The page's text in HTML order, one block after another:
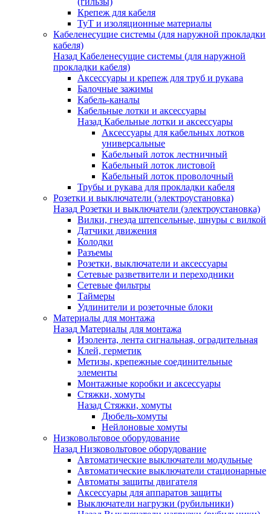
Крепеж для кабеля
ТуТ и изоляционные материалы
Кабеленесущие системы (для наружной прокладки
кабеля)
Назад Кабеленесущие системы (для наружной
прокладки кабеля)
Аксессуары и крепеж для труб и рукава
Балочные зажимы
Кабель-каналы
Кабельные лотки и аксессуары
Назад Кабельные лотки и аксессуары
Аксессуары для кабельных лотков
универсальные
Кабельный лоток лестничный
Кабельный лоток листовой
Кабельный лоток проволочный
Трубы и рукава для прокладки кабеля
Розетки и выключатели (электроустановка)
Назад Розетки и выключатели (электроустановка)
Вилки, гнезда штепсельные, шнуры с вилкой
Датчики движения
Колодки
Разъемы
Розетки, выключатели и аксессуары
Сетевые разветвители и переходники
Сетевые фильтры
Таймеры
Удлинители и розеточные блоки
Материалы для монтажа
Назад Материалы для монтажа
Изолента, лента сигнальная, оградительная
Клей, герметик
Метизы, крепежные соединительные
элементы
Монтажные коробки и аксессуары
Стяжки, хомуты
Назад Стяжки, хомуты
Дюбель-хомуты
Нейлоновые хомуты
Низковольтовое оборудование
Назад Низковольтовое оборудование
Автоматические выключатели модульные
Автоматические выключатели стационарные
Автоматы защиты двигателя
Аксессуары для аппаратов защиты
Выключатели нагрузки (рубильники)